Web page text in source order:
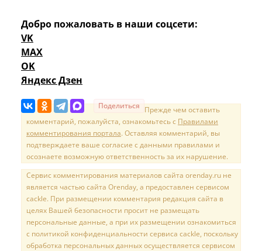
Добро пожаловать в наши соцсети:
VK
MAX
OK
Яндекс Дзен
Поделиться Прежде чем оставить
комментарий, пожалуйста, ознакомьтесь с Правилами
комментирования портала. Оставляя комментарий, вы
подтверждаете ваше согласие с данными правилами и
осознаете возможную ответственность за их нарушение.
Сервис комментирования материалов сайта orenday.ru не
является частью сайта Orenday, а предоставлен сервисом
cackle. При размещении комментария редакция сайта в
целях Вашей безопасности просит не размещать
персональные данные, а при их размещении ознакомиться
с политикой конфиденциальности сервиса cackle, поскольку
обработка персональных данных осуществляется сервисом